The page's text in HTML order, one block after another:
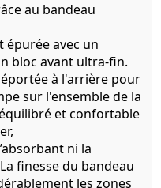
au bandeau
épurée avec un
bloc avant ultra-fin.
à l'arrière pour
sur l'ensemble de la
et confortable
ni la
finesse du bandeau
les zones